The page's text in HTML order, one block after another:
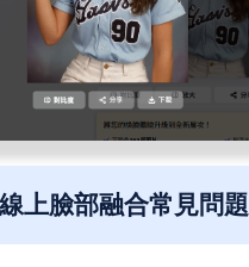
線上臉部融合常見問題